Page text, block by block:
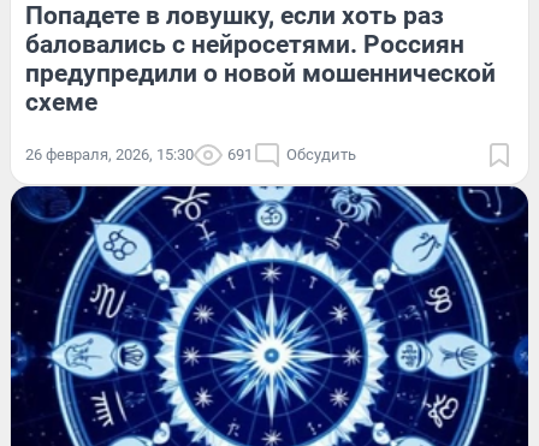
Попадете в ловушку, если хоть раз
баловались с нейросетями. Россиян
предупредили о новой мошеннической
схеме
26 февраля, 2026, 15:30 691 Обсудить